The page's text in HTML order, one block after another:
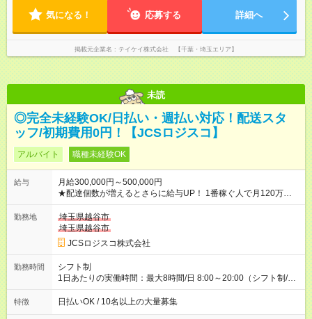
気になる！ 応募する 詳細へ
掲載元企業名 テイケイ株式会社 【千葉・埼玉エリア】
未読
◎完全未経験OK/日払い・週払い対応！配送スタ
ッフ/初期費用0円！【JCSロジスコ】
アルバイト 職種未経験OK
給与
月給300,000円～500,000円
★配達個数が増えるとさらに給与UP！ 1番稼ぐ人で月120万ほ
ど！ ・主要都市エリア 月収55万円／週5日稼働 月収65万~112
万円／週6日稼働 ・地方郊外エリア 月収40万円／週5日稼働 月
収40万円~50万円／週6日稼働 ＜モデルイメージ＞ ■月収50万
円 (27歳男性/江東区在住)※元建築関係 1日150個配達×25日勤務
(日休み) ■月収80万円(43歳男性/墨田区在住)※元営業 1日200個
勤務地
埼玉県越谷市
埼玉県越谷市
JCSロジスコ株式会社
勤務時間
シフト制
1日あたりの実働時間：最大8時間/日 8:00～20:00（シフト制/実
働8時間） ※週5日勤務（場所次第では週4も有り） ※配達状況に
よって時間外での勤務可能性有り ※案件により多少の前後あり
特徴 日払いOK / 10名以上の大量募集